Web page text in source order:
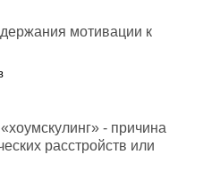
мотивации к
- причина
расстройств или